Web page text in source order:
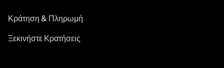
Κράτηση & Πληρωμή
Ξεκινήστε Κρατήσεις